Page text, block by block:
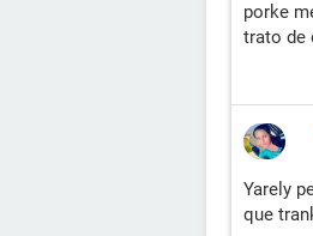
porke
trato de
Yarely
que